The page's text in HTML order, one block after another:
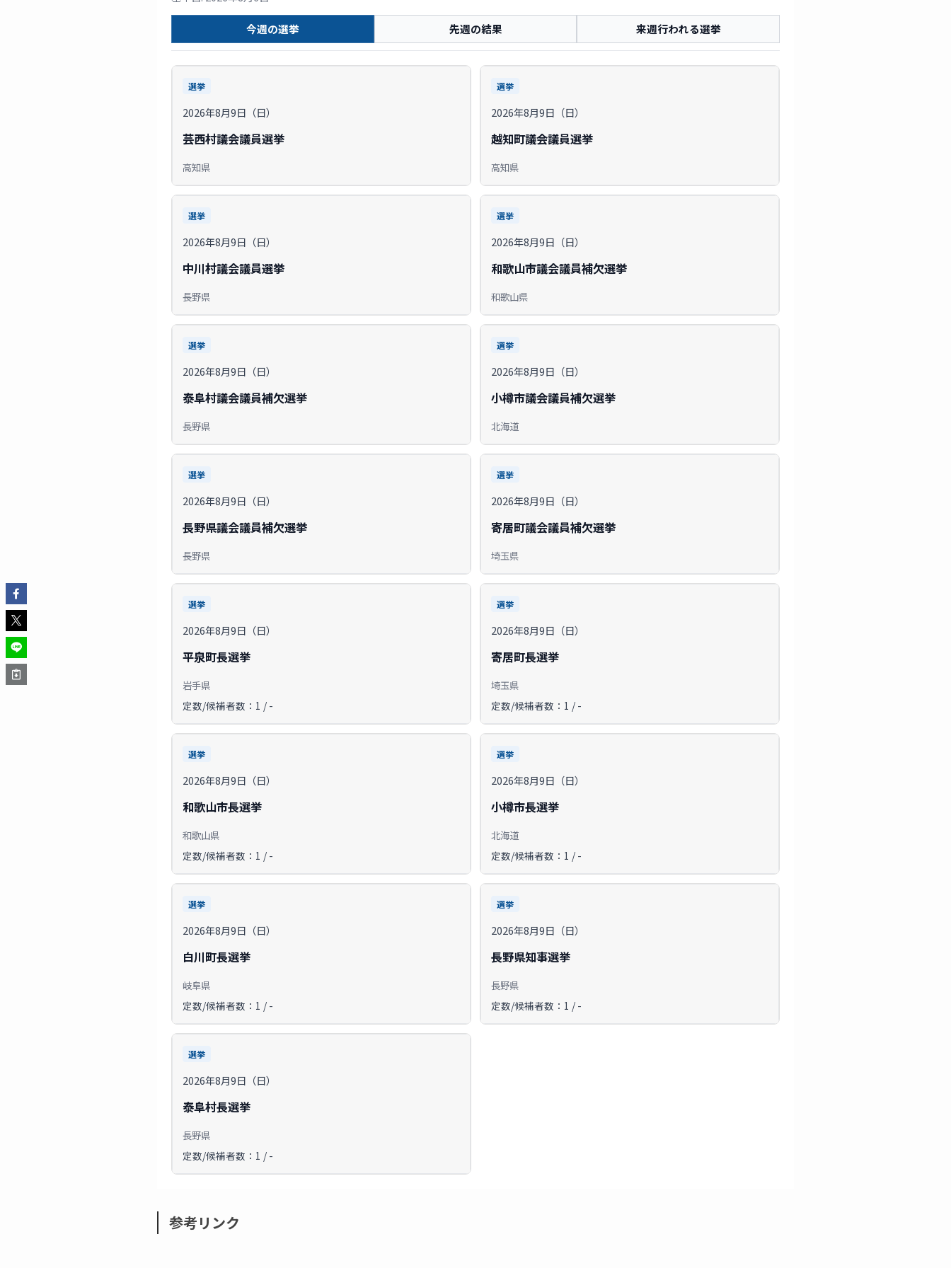
今週の選挙 先週の結果 来週行われる選挙
選挙
2026年8月9日（日）
芸西村議会議員選挙
高知県
選挙
2026年8月9日（日）
越知町議会議員選挙
高知県
選挙
2026年8月9日（日）
中川村議会議員選挙
長野県
選挙
2026年8月9日（日）
和歌山市議会議員補欠選挙
和歌山県
選挙
2026年8月9日（日）
泰阜村議会議員補欠選挙
長野県
選挙
2026年8月9日（日）
小樽市議会議員補欠選挙
北海道
選挙
2026年8月9日（日）
長野県議会議員補欠選挙
長野県
選挙
2026年8月9日（日）
寄居町議会議員補欠選挙
埼玉県
選挙
2026年8月9日（日）
平泉町長選挙
岩手県
定数/候補者数：1 / -
選挙
2026年8月9日（日）
寄居町長選挙
埼玉県
定数/候補者数：1 / -
選挙
2026年8月9日（日）
和歌山市長選挙
和歌山県
定数/候補者数：1 / -
選挙
2026年8月9日（日）
小樽市長選挙
北海道
定数/候補者数：1 / -
選挙
2026年8月9日（日）
白川町長選挙
岐阜県
定数/候補者数：1 / -
選挙
2026年8月9日（日）
長野県知事選挙
長野県
定数/候補者数：1 / -
選挙
2026年8月9日（日）
泰阜村長選挙
長野県
定数/候補者数：1 / -
参考リンク